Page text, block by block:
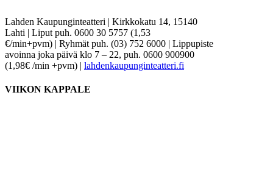
Lahden Kaupunginteatteri | Kirkkokatu 14, 15140
Lahti | Liput puh. 0600 30 5757 (1,53
€/min+pvm) | Ryhmät puh. (03) 752 6000 | Lippupiste
avoinna joka päivä klo 7 – 22, puh. 0600 900900
(1,98€ /min +pvm) | lahdenkaupunginteatteri.fi
VIIKON KAPPALE